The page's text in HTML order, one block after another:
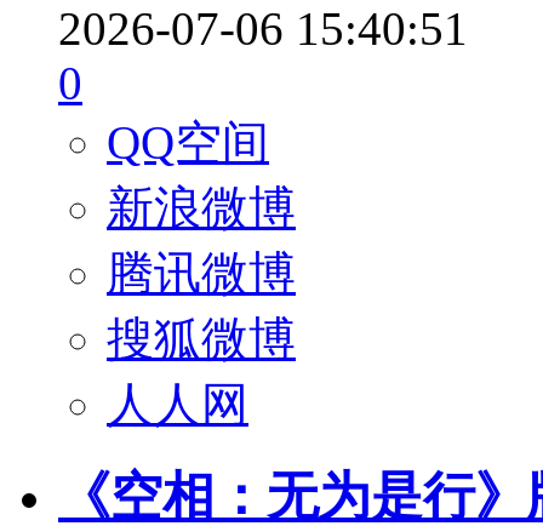
2026-07-06 15:40:51
0
QQ空间
新浪微博
腾讯微博
搜狐微博
人人网
《空相：无为是行